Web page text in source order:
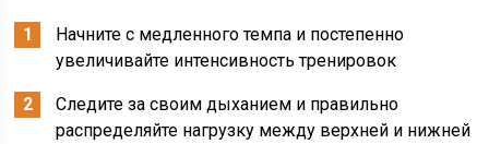
Начните с медленного темпа и постепенно
увеличивайте интенсивность тренировок
Следите за своим дыханием и правильно
распределяйте нагрузку между верхней и нижней